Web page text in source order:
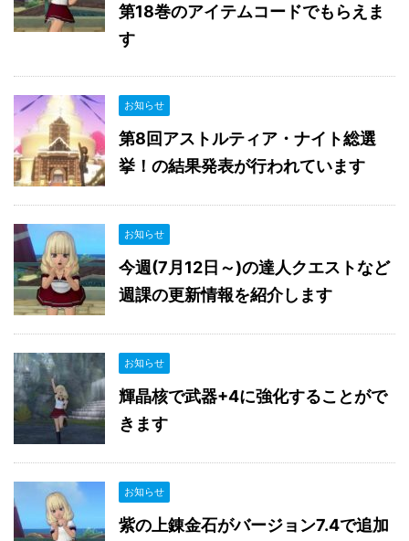
第18巻のアイテムコードでもらえま
す
お知らせ
第8回アストルティア・ナイト総選
挙！の結果発表が行われています
お知らせ
今週(7月12日～)の達人クエストなど
週課の更新情報を紹介します
お知らせ
輝晶核で武器+4に強化することがで
きます
お知らせ
紫の上錬金石がバージョン7.4で追加